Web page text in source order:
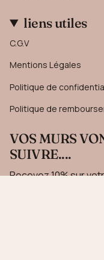
liens utiles
C.G.V
Mentions Légales
Politique de
Politique de
VOS MURS
SUIVRE....
Recevez 10% sur